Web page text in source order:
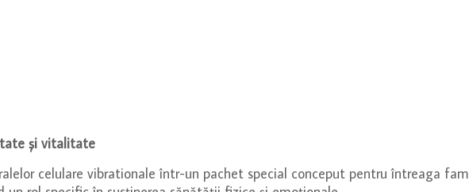
și vitalitate
celulare vibrationale într-un pachet special conceput pentru întreaga